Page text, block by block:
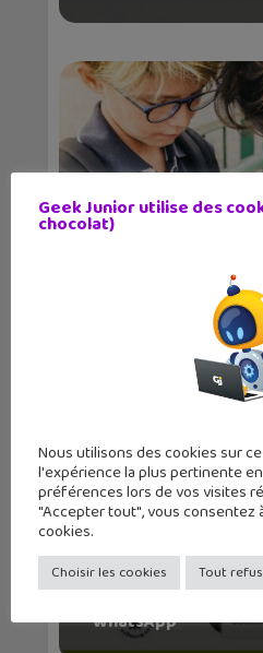
WhatsApp :
WhatsApp
Geek Junior utilise des
chocolat)
Nous utilisons des cookies sur
l'expérience la plus pertinente
préférences lors de vos visites
"Accepter tout", vous consentez
cookies.
Choisir les cookies Tout